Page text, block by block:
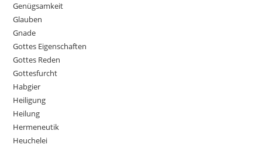
Genügsamkeit
Glauben
Gnade
Gottes Eigenschaften
Gottes Reden
Gottesfurcht
Habgier
Heiligung
Heilung
Hermeneutik
Heuchelei